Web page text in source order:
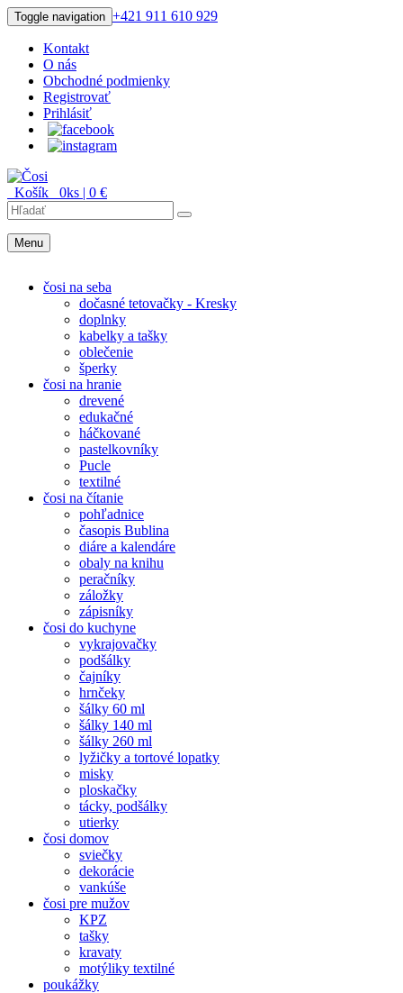
Toggle navigation +421 911 610 929
Kontakt
O nás
Obchodné podmienky
Registrovať
Prihlásiť
Košík 0ks | 0 €
Menu
čosi na seba
dočasné tetovačky - Kresky
doplnky
kabelky a tašky
oblečenie
šperky
čosi na hranie
drevené
edukačné
háčkované
pastelkovníky
Pucle
textilné
čosi na čítanie
pohľadnice
časopis Bublina
diáre a kalendáre
obaly na knihu
peračníky
záložky
zápisníky
čosi do kuchyne
vykrajovačky
podšálky
čajníky
hrnčeky
šálky 60 ml
šálky 140 ml
šálky 260 ml
lyžičky a tortové lopatky
misky
ploskačky
tácky, podšálky
utierky
čosi domov
sviečky
dekorácie
vankúše
čosi pre mužov
KPZ
tašky
kravaty
motýliky textilné
poukážky